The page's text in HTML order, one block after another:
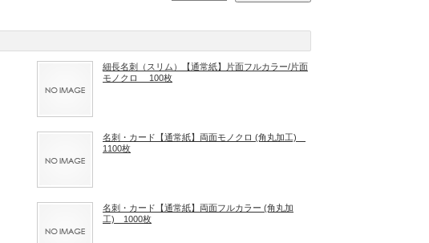
細長名刺（スリム）【通常紙】片面フルカラー/片面
モノクロ 100枚
名刺・カード【通常紙】両面モノクロ (角丸加工)
1100枚
名刺・カード【通常紙】両面フルカラー (角丸加
工) 1000枚